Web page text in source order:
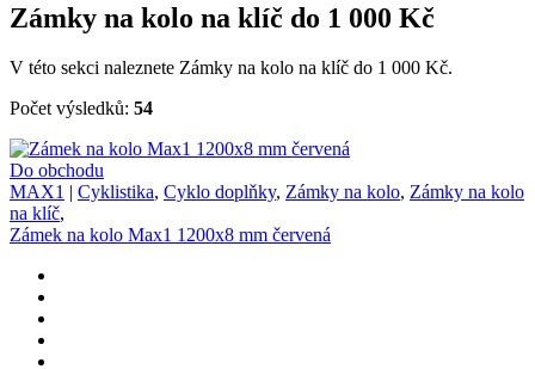
Zámky na kolo na klíč do 1 000 Kč
V této sekci naleznete Zámky na kolo na klíč do 1 000 Kč.
Počet výsledků: 54
Do obchodu
MAX1 | Cyklistika, Cyklo doplňky, Zámky na kolo, Zámky na kolo
na klíč,
Zámek na kolo Max1 1200x8 mm červená